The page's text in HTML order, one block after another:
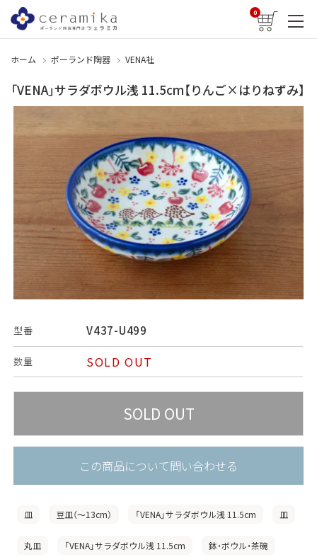
0
ホーム ポーランド陶器 VENA社
「VENA」サラダボウル浅 11.5cm【りんご×はりねずみ】
型番 V437-U499
数量 SOLD OUT
この商品について問い合わせる
皿 豆皿（〜13cm） 「VENA」サラダボウル浅 11.5cm 皿
丸皿 「VENA」サラダボウル浅 11.5cm 鉢・ボウル・茶碗